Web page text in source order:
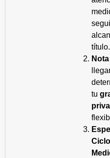
título.
tu